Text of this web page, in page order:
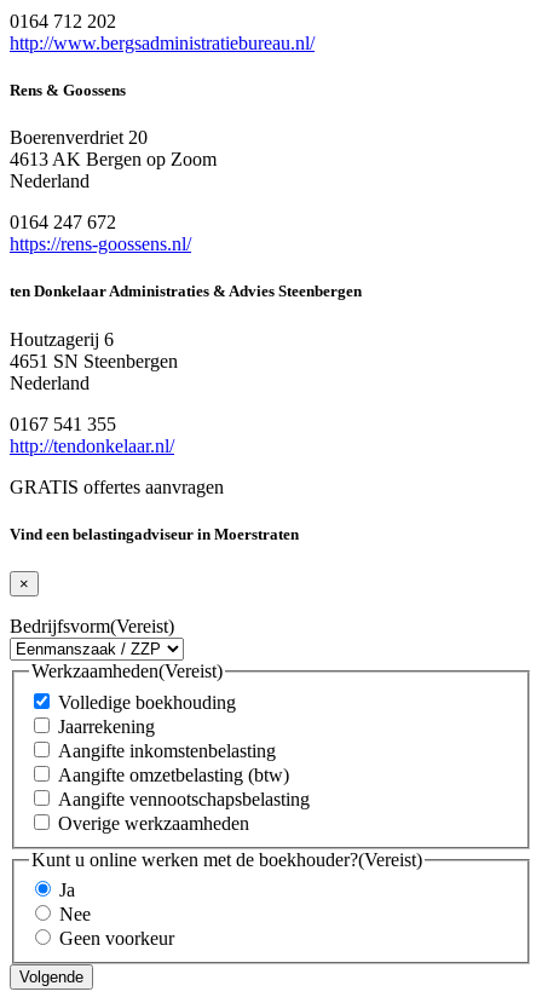
0164 712 202
http://www.bergsadministratiebureau.nl/
Rens & Goossens
Boerenverdriet 20
4613 AK Bergen op Zoom
Nederland
0164 247 672
https://rens-goossens.nl/
ten Donkelaar Administraties & Advies Steenbergen
Houtzagerij 6
4651 SN Steenbergen
Nederland
0167 541 355
http://tendonkelaar.nl/
GRATIS offertes aanvragen
Vind een belastingadviseur in Moerstraten
×
Bedrijfsvorm(Vereist)
Werkzaamheden(Vereist)
Volledige boekhouding
Jaarrekening
Aangifte inkomstenbelasting
Aangifte omzetbelasting (btw)
Aangifte vennootschapsbelasting
Overige werkzaamheden
Kunt u online werken met de boekhouder?(Vereist)
Ja
Nee
Geen voorkeur